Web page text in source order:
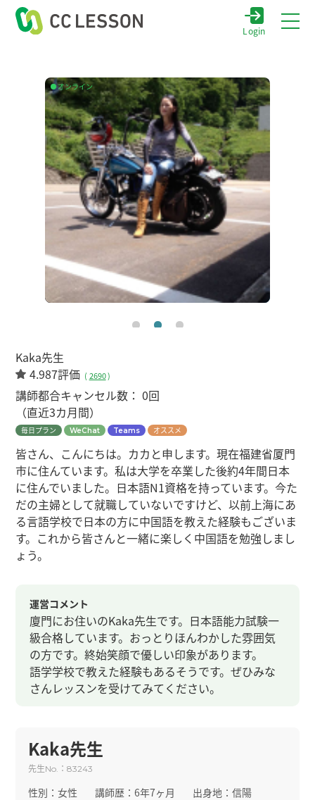
Login
オンライン
Kaka先生
4.987評価 ( 2690)
講師都合キャンセル数：0回
（直近3カ月間）
毎日プラン WeChat Teams オススメ
皆さん、こんにちは。カカと申します。現在福建省厦門
市に住んています。私は大学を卒業した後約4年間日本
に住んでいました。日本語N1資格を持っています。今た
だの主婦として就職していないですけど、以前上海にあ
る言語学校で日本の方に中国語を教えた経験もございま
す。これから皆さんと一緒に楽しく中国語を勉強しまし
ょう。
運営コメント
廈門にお住いのKaka先生です。日本語能力試験一
級合格しています。おっとりほんわかした雰囲気
の方です。終始笑顔で優しい印象があります。
語学学校で教えた経験もあるそうです。ぜひみな
さんレッスンを受けてみてください。
Kaka先生
先生No. ：83243
性別：女性 講師歴：6年7ヶ月 出身地：信陽